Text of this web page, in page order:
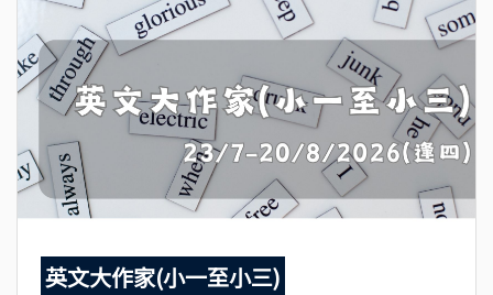
英文大作家(小一至小三)